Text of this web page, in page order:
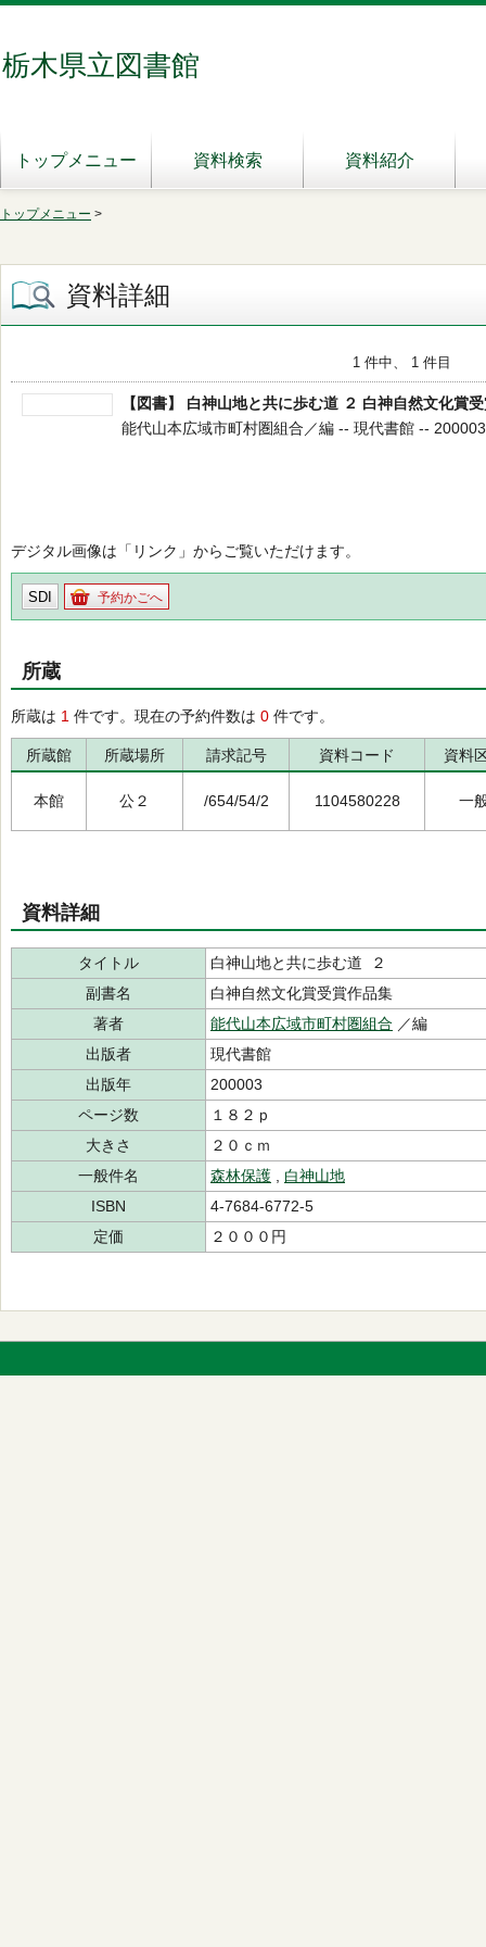
栃木県立図書館
トップメニュー 資料検索 資料紹介
トップメニュー >
資料詳細
1 件中、 1 件目
【図書】 白神山地と共に歩む道 ２ 白神自然文化賞
能代山本広域市町村圏組合／編 -- 現代書館 --
デジタル画像は「リンク」からご覧いただけます。
SDI 予約かごへ
所蔵
所蔵は 1 件です。現在の予約件数は 0 件です。
所蔵館 所蔵場所 請求記号 資料コード 資料
本館 公２ /654/54/2 1104580228 一
資料詳細
タイトル
白神山地と共に歩む道 ２
副書名
白神自然文化賞受賞作品集
著者
能代山本広域市町村圏組合 ／編
出版者
現代書館
出版年
200003
ページ数
１８２ｐ
大きさ
２０ｃｍ
一般件名
森林保護
白神山地
ISBN
4-7684-6772-5
定価
２０００円